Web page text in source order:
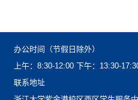
办公时间（节假日除外）
上午：8:30-12:00下午：13:30-
联系地址